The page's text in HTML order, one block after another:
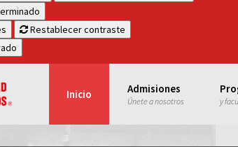
Restablecer contraste
Inicio Admisiones
Únete a nosotros y